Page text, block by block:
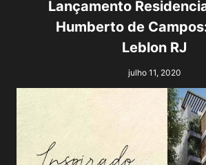
Lançamento
Humberto de
Leblon RJ
julho 11, 2020